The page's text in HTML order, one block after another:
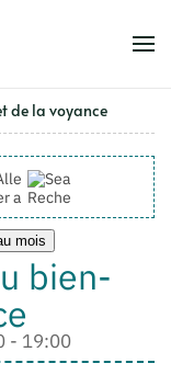
de la voyance
au mois
Rechercher
mois
bien-
- 19:00